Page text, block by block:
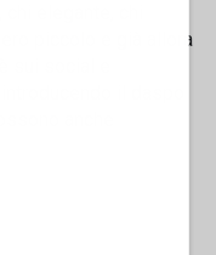
elegante, chi
piccolo e già allora
sui social e
il daspo
anche